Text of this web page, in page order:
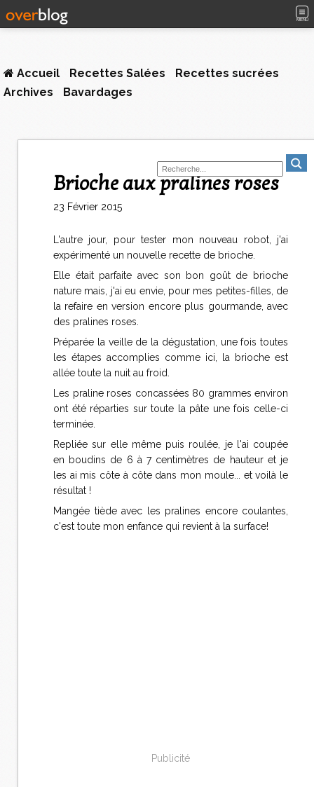
MENU
Accueil Recettes Salées
Recettes sucrées
Archives
Bavardages
Brioche aux pralines roses
23 Février 2015
L'autre jour, pour tester mon nouveau robot, j'ai
expérimenté un nouvelle recette de brioche.
Elle était parfaite avec son bon goût de brioche
nature mais, j'ai eu envie, pour mes petites-filles, de
la refaire en version encore plus gourmande, avec
des pralines roses.
Préparée la veille de la dégustation, une fois toutes
les étapes accomplies comme ici, la brioche est
allée toute la nuit au froid.
Les praline roses concassées 80 grammes environ
ont été réparties sur toute la pâte une fois celle-ci
terminée.
Repliée sur elle même puis roulée, je l'ai coupée
en boudins de 6 à 7 centimètres de hauteur et je
les ai mis côte à côte dans mon moule... et voilà le
résultat !
Mangée tiède avec les pralines encore coulantes,
c'est toute mon enfance qui revient à la surface!
Publicité